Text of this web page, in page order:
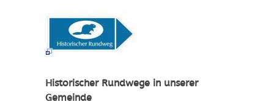
Historischer Rundwege in unserer
Gemeinde